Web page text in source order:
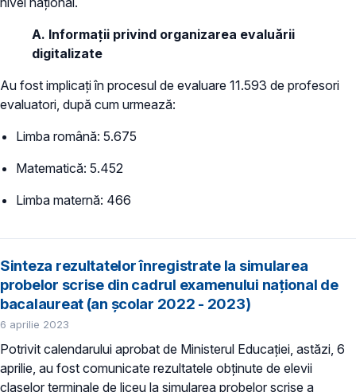
A. Informații privind organizarea evaluării
digitalizate
Au fost implicați în procesul de evaluare 11.593 de profesori
evaluatori, după cum urmează:
Limba română: 5.675
Matematică: 5.452
Limba maternă: 466
Sinteza rezultatelor înregistrate la simularea
probelor scrise din cadrul examenului național de
bacalaureat (an școlar 2022 - 2023)
6 aprilie 2023
Potrivit calendarului aprobat de Ministerul Educației, astăzi, 6
aprilie, au fost comunicate rezultatele obținute de elevii
claselor terminale de liceu la simularea probelor scrise a